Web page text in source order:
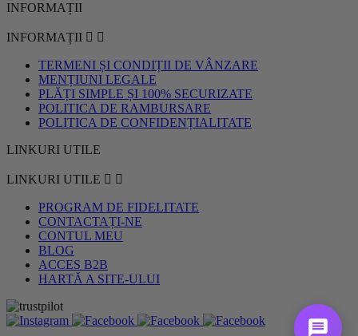
INFORMAȚII
INFORMAȚII  
TERMENI ȘI CONDIȚII DE VÂNZARE
MENȚIUNI LEGALE
PLĂȚI SIMPLE ȘI 100% SECURIZATE
POLITICA DE RAMBURSARE
POLITICA DE CONFIDENȚIALITATE
LINKURI UTILE
LINKURI UTILE  
PROGRAM DE FIDELITATE
CONTACTAȚI-NE
CONTUL MEU
BLOG
ACCES B2B
HARTĂ A SITE-ULUI